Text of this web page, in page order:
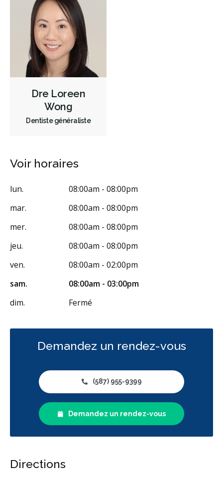
Dre Loreen
Wong
Dentiste généraliste
Voir horaires
lun.
08:00am - 08:00pm
mar.
08:00am - 08:00pm
mer.
08:00am - 08:00pm
jeu.
08:00am - 08:00pm
ven.
08:00am - 02:00pm
sam.
08:00am - 03:00pm
dim.
Fermé
Demandez un rendez-vous
(587) 955-9399
Demandez un rendez-vous
Directions